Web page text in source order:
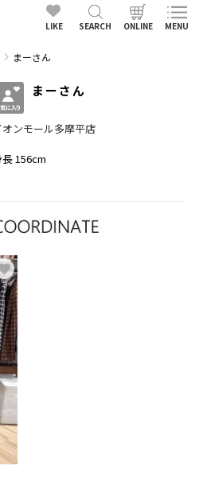
LIKE SEARCH ONLINE MENU
まーさん
まーさん
オンモール多摩平店
156cm